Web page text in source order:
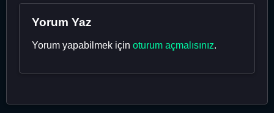
Yorum Yaz
Yorum yapabilmek için oturum açmalısınız.